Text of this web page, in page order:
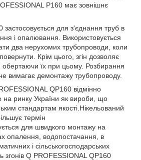
P160 має зовнішнє
застосовується для з'єднання труб в
і опалювання. Використовується
два нерухомих трубопроводи, коли
Крім цього, згін дозволяє
обертаючи їх при цьому. Розбирання
вимагає демонтажу трубопроводу.
QP160 відмінно
на ринку України як вироби, що
стандартам якості.Нікельований
термін
для швидкого монтажу на
опалення, водопостачання, в
і сільськогосподарських
згонів Q PROFESSIONAL QP160